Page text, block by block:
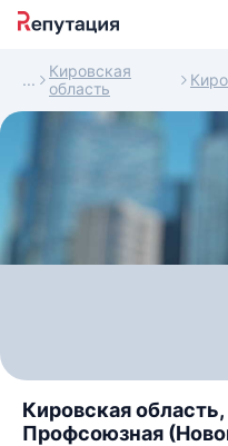
Кировская
область
Кировская область,
Профсоюзная